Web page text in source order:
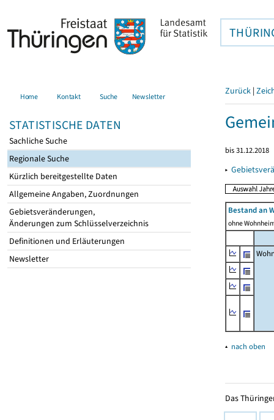
Home Kontakt Suche Newsletter
STATISTISCHE DATEN
Sachliche Suche
Regionale Suche
Kürzlich bereitgestellte Daten
Allgemeine Angaben, Zuordnungen
Gebietsveränderungen,
Änderungen zum Schlüsselverzeichnis
Definitionen und Erläuterungen
Newsletter
Zurück |
bis 31.12.2018
▸
Bestand an
ohne
▴ nach oben
Das